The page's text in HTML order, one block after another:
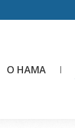
О НАМА